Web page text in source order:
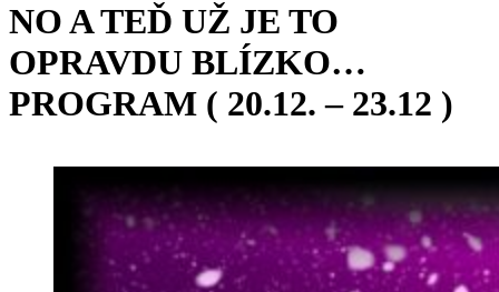
NO A TEĎ UŽ JE TO
OPRAVDU BLÍZKO…
PROGRAM ( 20.12. – 23.12 )